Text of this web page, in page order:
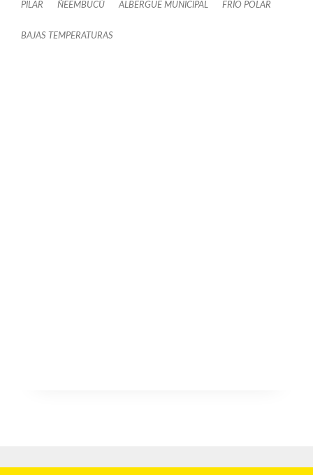
PILAR ÑEEMBUCÚ ALBERGUE MUNICIPAL FRÍO POLAR
BAJAS TEMPERATURAS